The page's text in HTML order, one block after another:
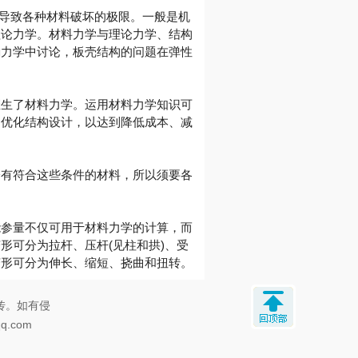
致各种材料破坏的极限。一般是机
力学。材料力学与理论力学、结构
学中讨论，板壳结构的问题在弹性
了材料力学。运用材料力学知识可
化结构设计，以达到降低成本、减
符合这些条件的材料，所以须要各
量不仅可用于材料力学的计算，而
可分为拉杆、压杆(见柱和拱)、受
可分为伸长、缩短、挠曲和扭转。
。如有侵